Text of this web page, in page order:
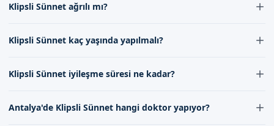
bağlı olarak değişebilir, daha detaylı bilgi için lütfen iletişimimizi
karşılayacak şekilde hizmetleri sunuyoruz.
Klipsli Sünnet ağrılı mı?
hissiminimum seviyededir. İşlem sırasında ve sonrasında
çocuklar rahat eder.
Klipsli Sünnet kaç yaşında yapılmalı?
bu durum çocuğun genel sağlık durumuna ve gelişimine bağlı
önemlidir.
Klipsli Sünnet iyileşme süresi ne kadar?
kapsar, ancak tam iyileşme 7-10 gün civarındadır. Bu süre
Antalya'de Klipsli Sünnet hangi doktor yapıyor?